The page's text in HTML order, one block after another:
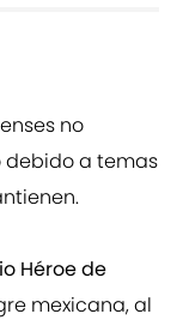
no
a temas
Héroe de
mexicana, al